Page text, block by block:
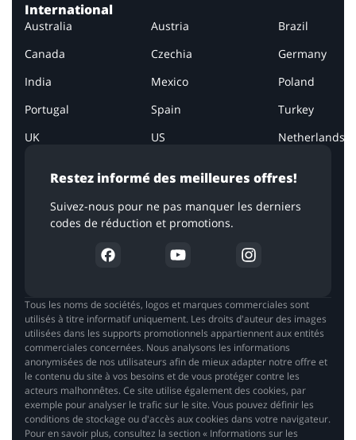
Restez informé des meilleures offres!
Suivez-nous pour ne pas manquer les derniers
codes de réduction et promotions.
International
Australia Austria
Brazil
Canada
Czechia
Germany
India
Mexico
Poland
Portugal
Spain
Turkey
UK
US Netherlands
Tous les noms de sociétés, logos et marques commerciales sont
utilisés à titre informatif uniquement. Les droits d'auteur des images
utilisées dans les supports promotionnels appartiennent aux entités
commerciales concernées. Nous analysons les informations
anonymisées de nos utilisateurs afin de mieux adapter notre offre et
le contenu du site à vos besoins et de vous protéger contre les
acteurs malhonnêtes. Ce site utilise également des cookies, par
exemple pour analyser le trafic sur le site. Vous pouvez définir les
conditions de stockage ou d'accès aux cookies dans votre navigateur.
Pour en savoir plus, consultez la section « Informations sur les